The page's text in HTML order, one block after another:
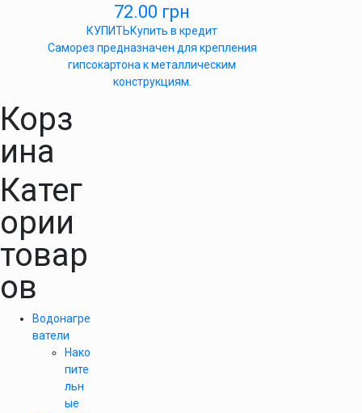
72.00 грн
КУПИТЬКупить в кредит
Саморез предназначен для крепления
гипсокартона к металлическим
конструкциям.
Корз
ина
Катег
ории
товар
ов
Водонагре
ватели
Нако
пите
льн
ые